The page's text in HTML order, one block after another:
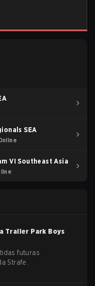
SEA
VI Southeast Asia
Trailer Park Boys
futuras
Strafe.